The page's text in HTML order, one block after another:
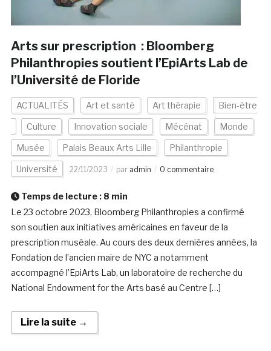
Arts sur prescription : Bloomberg
Philanthropies soutient l’EpiArts Lab de
l’Université de Floride
ACTUALITÉS Art et santé Art thérapie Bien-être
Culture Innovation sociale Mécénat Monde
Musée Palais Beaux Arts Lille Philanthropie
Université 22/11/2023 par admin 0 commentaire
Temps de lecture : 8 min
Le 23 octobre 2023, Bloomberg Philanthropies a confirmé
son soutien aux initiatives américaines en faveur de la
prescription muséale. Au cours des deux dernières années, la
Fondation de l’ancien maire de NYC a notamment
accompagné l’EpiArts Lab, un laboratoire de recherche du
National Endowment for the Arts basé au Centre […]
Lire la suite →